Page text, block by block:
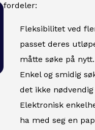
fordeler:
Fleksibilitet ved
passet deres
måtte søke på nytt.
Enkel og smidig
det ikke
Elektronisk
ha med seg en